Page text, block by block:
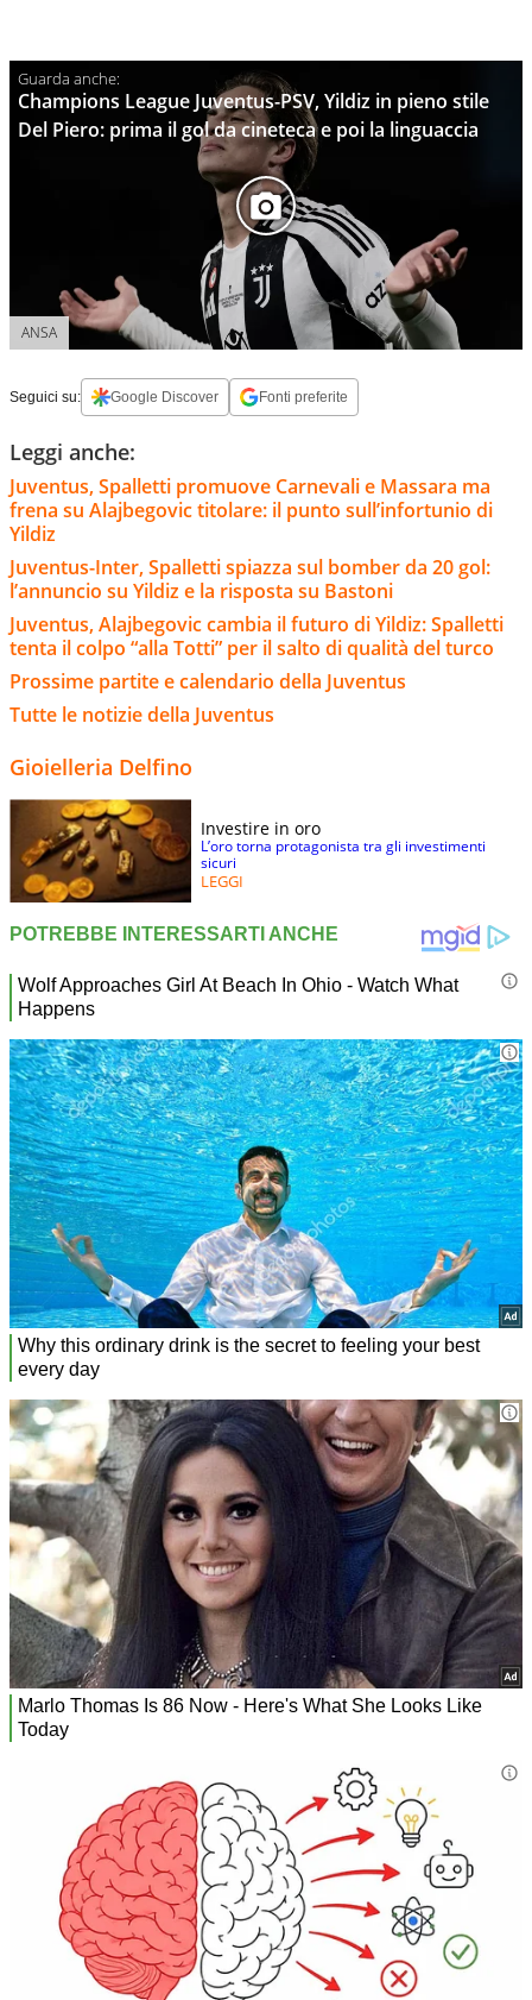
Champions League Juventus-PSV, Yildiz in pieno stile
Del Piero: prima il gol da cineteca e poi la linguaccia
ANSA
Seguici su: Google Discover Fonti preferite
Leggi anche:
Juventus, Spalletti promuove Carnevali e Massara ma
frena su Alajbegovic titolare: il punto sull’infortunio di
Yildiz
Juventus-Inter, Spalletti spiazza sul bomber da 20 gol:
l’annuncio su Yildiz e la risposta su Bastoni
Juventus, Alajbegovic cambia il futuro di Yildiz: Spalletti
tenta il colpo “alla Totti” per il salto di qualità del turco
Prossime partite e calendario della Juventus
Tutte le notizie della Juventus
Gioielleria Delfino
Investire in oro
L’oro torna protagonista tra gli investimenti
sicuri
LEGGI